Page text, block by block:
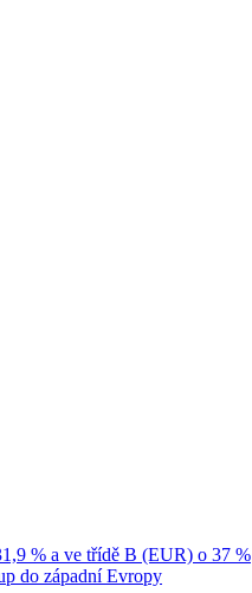
% a ve třídě B (EUR) o 37 %
do západní Evropy